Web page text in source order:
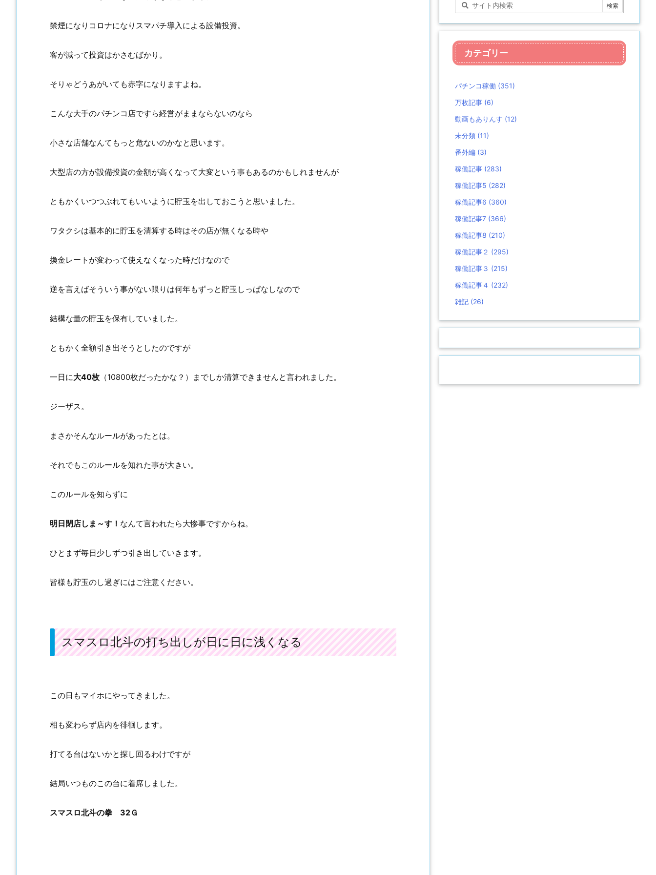
禁煙になりコロナになりスマパチ導入による設備投資。
客が減って投資はかさむばかり。
そりゃどうあがいても赤字になりますよね。
こんな大手のパチンコ店ですら経営がままならないのなら
小さな店舗なんてもっと危ないのかなと思います。
大型店の方が設備投資の金額が高くなって大変という事もあるのかもしれませんが
ともかくいつつぶれてもいいように貯玉を出しておこうと思いました。
ワタクシは基本的に貯玉を清算する時はその店が無くなる時や
換金レートが変わって使えなくなった時だけなので
逆を言えばそういう事がない限りは何年もずっと貯玉しっぱなしなので
結構な量の貯玉を保有していました。
ともかく全額引き出そうとしたのですが
一日に大40枚 （10800枚だったかな？）までしか清算できませんと言われました。
ジーザス。
まさかそんなルールがあったとは。
それでもこのルールを知れた事が大きい。
このルールを知らずに
明日閉店しま～す！ なんて言われたら大惨事ですからね。
ひとまず毎日少しずつ引き出していきます。
皆様も貯玉のし過ぎにはご注意ください。
スマスロ北斗の打ち出しが日に日に浅くなる
この日もマイホにやってきました。
相も変わらず店内を徘徊します。
打てる台はないかと探し回るわけですが
結局いつものこの台に着席しました。
スマスロ北斗の拳 32Ｇ
カテゴリー
パチンコ稼働 (351)
万枚記事 (6)
動画もありんす (12)
未分類 (11)
番外編 (3)
稼働記事 (283)
稼働記事5 (282)
稼働記事6 (360)
稼働記事7 (366)
稼働記事8 (210)
稼働記事２ (295)
稼働記事３ (215)
稼働記事４ (232)
雑記 (26)